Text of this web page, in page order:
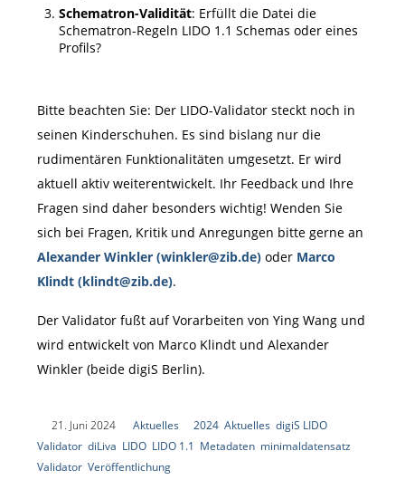
Schematron-Validität: Erfüllt die Datei die
Schematron-Regeln LIDO 1.1 Schemas oder eines
Profils?
Bitte beachten Sie: Der LIDO-Validator steckt noch in
seinen Kinderschuhen. Es sind bislang nur die
rudimentären Funktionalitäten umgesetzt. Er wird
aktuell aktiv weiterentwickelt. Ihr Feedback und Ihre
Fragen sind daher besonders wichtig! Wenden Sie
sich bei Fragen, Kritik und Anregungen bitte gerne an
Alexander Winkler (winkler@zib.de)oder Marco
Klindt (klindt@zib.de).
Der Validator fußt auf Vorarbeiten von Ying Wang und
wird entwickelt von Marco Klindt und Alexander
Winkler (beide digiS Berlin).
21. Juni 2024 Aktuelles 2024, Aktuelles digiS LIDO
Validator, diLiva LIDO, LIDO 1.1 Metadaten, minimaldatensatz
Validator, Veröffentlichung